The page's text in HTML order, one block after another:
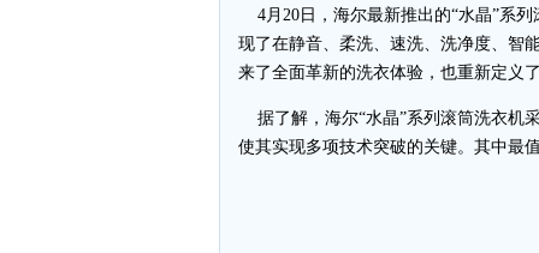
4月20日，海尔最新推出的“水晶”系
现了在静音、柔洗、速洗、洗净度、智
来了全面革新的洗衣体验，也重新定义
据了解，海尔“水晶”系列滚筒洗衣机
使其实现多项技术突破的关键。其中最